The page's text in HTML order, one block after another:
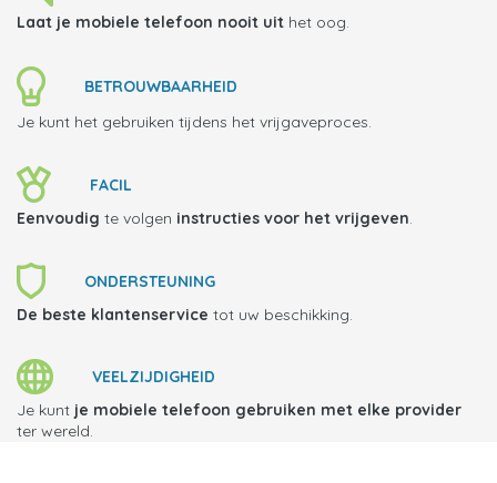
Laat je mobiele telefoon nooit uit het oog.
BETROUWBAARHEID
Je kunt het gebruiken tijdens het vrijgaveproces.
FACIL
Eenvoudig te volgen instructies voor het vrijgeven.
ONDERSTEUNING
De beste klantenservice tot uw beschikking.
VEELZIJDIGHEID
Je kunt je mobiele telefoon gebruiken met elke provider
ter wereld.